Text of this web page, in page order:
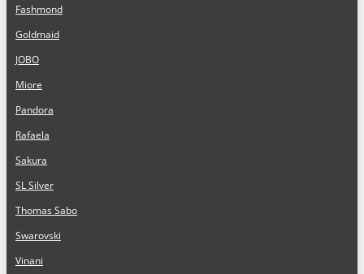
Fashmond
Goldmaid
JOBO
Miore
Pandora
Rafaela
Sakura
SL Silver
Thomas Sabo
Swarovski
Vinani